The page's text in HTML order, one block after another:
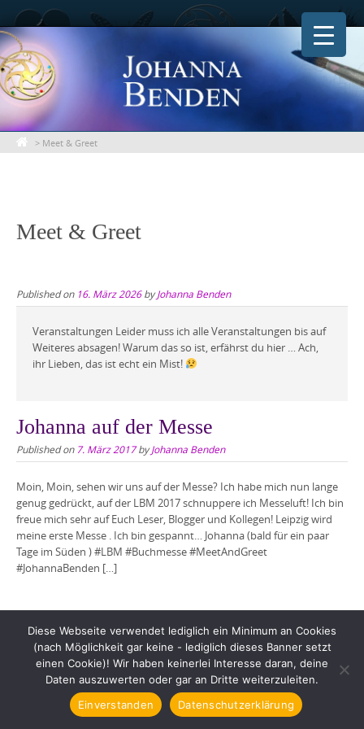
Skip
to
content
> Meet & Greet
Meet & Greet
Published on 16. März 2026byJohanna Benden
Veranstaltungen Leider muss ich alle Veranstaltungen bis auf
Weiteres absagen! Warum das so ist, erfährst du hier … Ach,
ihr Lieben, das ist echt ein Mist!
Johanna auf der Messe
Published on 7. März 2017byJohanna Benden
Moin, Moin, sehen wir uns auf der Messe? Ich habe mich nun lange
genug gedrückt, auf der LBM 2017 schnuppere ich Messeluft! Ich bin
freue mich sehr auf Euch Leser, Blogger und Kollegen! Leipzig wird
meine erste Messe . Ich bin gespannt… Johanna (bald für ein paar
Tage im Süden ) #LBM #Buchmesse #MeetAndGreet
#JohannaBenden […]
Copyright © 2026 Johanna Benden. All rights reserved.
Diese Webseite verwendet lediglich ein Minimum an Cookies
(nach Möglichkeit gar keine - lediglich dieses Banner setzt
einen Cookie)! Wir haben keinerlei Interesse daran, deine
Daten auszuwerten oder gar an Dritte weiterzuleiten.
Einverstanden
Datenschutzerklärung